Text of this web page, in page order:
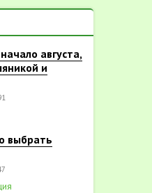
августа,
и
выбрать